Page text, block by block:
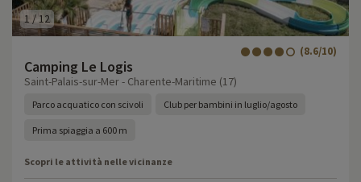
1 /12
Camping Le Logis
(8.6/10)
Saint-Palais-sur-Mer - Charente-Maritime (17)
Parco acquatico con scivoli Club per bambini in luglio/agosto
Prima spiaggia a 600 m
Scopri le attività nelle vicinanze